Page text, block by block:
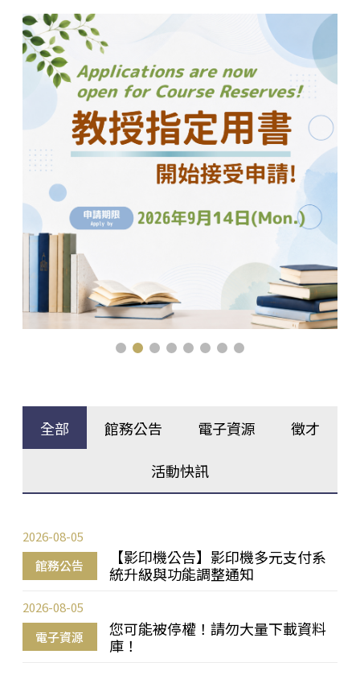
全部 館務公告 電子資源 徵才
活動快訊
館務公告
【影印機公告】影印機多元支付系
統升級與功能調整通知
2026-08-05
電子資源
您可能被停權！請勿大量下載資料
庫！
2026-08-05